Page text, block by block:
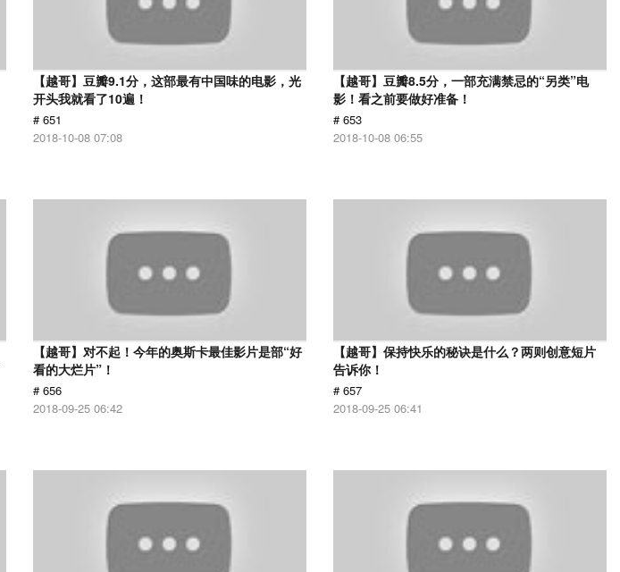
【越哥】豆瓣9.1分，这部最有中国味的电影，光
开头我就看了10遍！
# 651
2018-10-08 07:08
【越哥】豆瓣8.5分，一部充满禁忌的“另类”电
影！看之前要做好准备！
# 653
2018-10-08 06:55
【越哥】对不起！今年的奥斯卡最佳影片是部“好
看的大烂片”！
# 656
2018-09-25 06:42
【越哥】保持快乐的秘诀是什么？两则创意短片
告诉你！
# 657
2018-09-25 06:41